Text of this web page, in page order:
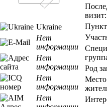
визит:
Род
Место
Ukraine
Нет
информации
Нет
информации
Нет
информации
Нет